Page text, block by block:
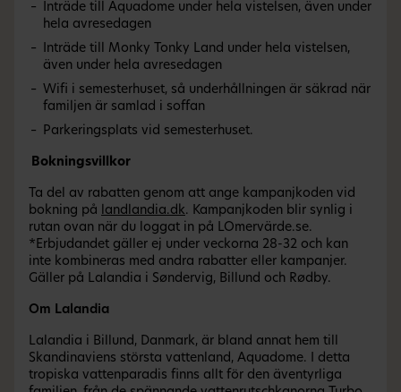
Inträde till Aquadome under hela vistelsen, även under
hela avresedagen
Inträde till Monky Tonky Land under hela vistelsen,
även under hela avresedagen
Wifi i semesterhuset, så underhållningen är säkrad när
familjen är samlad i soffan
Parkeringsplats vid semesterhuset.
Bokningsvillkor
Ta del av rabatten genom att ange kampanjkoden vid
bokning på landlandia.dk. Kampanjkoden blir synlig i
rutan ovan när du loggat in på LOmervärde.se.
*Erbjudandet gäller ej under veckorna 28-32 och kan
inte kombineras med andra rabatter eller kampanjer.
Gäller på Lalandia i Søndervig, Billund och Rødby.
Om Lalandia
Lalandia i Billund, Danmark, är bland annat hem till
Skandinaviens största vattenland, Aquadome. I detta
tropiska vattenparadis finns allt för den äventyrliga